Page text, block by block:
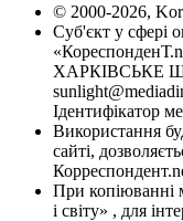
© 2000-2026,
Суб'єкт у сфері
ХАРКІВСЬКЕ
Ідентифікатор
Використання
сайті,
При копіюванні
і світу» , для